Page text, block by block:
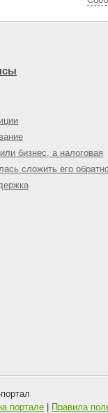
бизнес, а налоговая
сложить его
портале Правила